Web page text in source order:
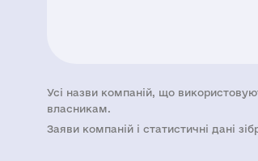
Усі назви компаній, що
власникам.
Заяви компаній i статистичні дані